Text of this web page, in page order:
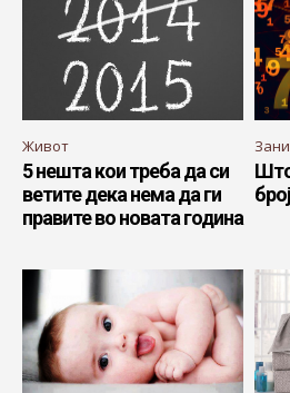
Живот
5 нешта кои треба да си
ветите дека нема да ги
правите во новата година